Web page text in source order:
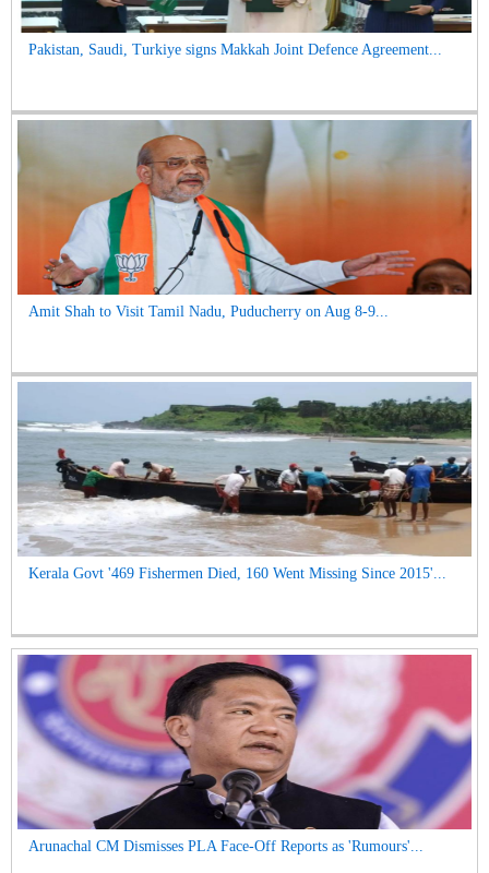
Pakistan, Saudi, Turkiye signs Makkah Joint Defence Agreement...
Amit Shah to Visit Tamil Nadu, Puducherry on Aug 8-9...
Kerala Govt '469 Fishermen Died, 160 Went Missing Since 2015'...
Arunachal CM Dismisses PLA Face-Off Reports as 'Rumours'...